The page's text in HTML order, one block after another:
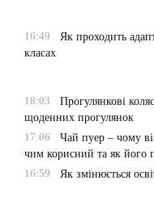
16:49
Як проходить
класах
18:03
Прогулянкові
щоденних прогулянок
17:06
Чай пуер – чому
чим корисний та як його
16:59
Як змінюється